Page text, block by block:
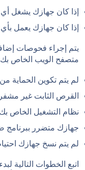
إذا كان جهازك يشغل
إذا كان جهازك يعمل
يتم إجراء فحوصات
متصفح الويب الخاص
لم يتم تكوين الحماية
القرص الثابت غير مشفر
نظام التشغيل الخاص
جهازك متضرر ببرنامج
لم يتم نسخ جهازك